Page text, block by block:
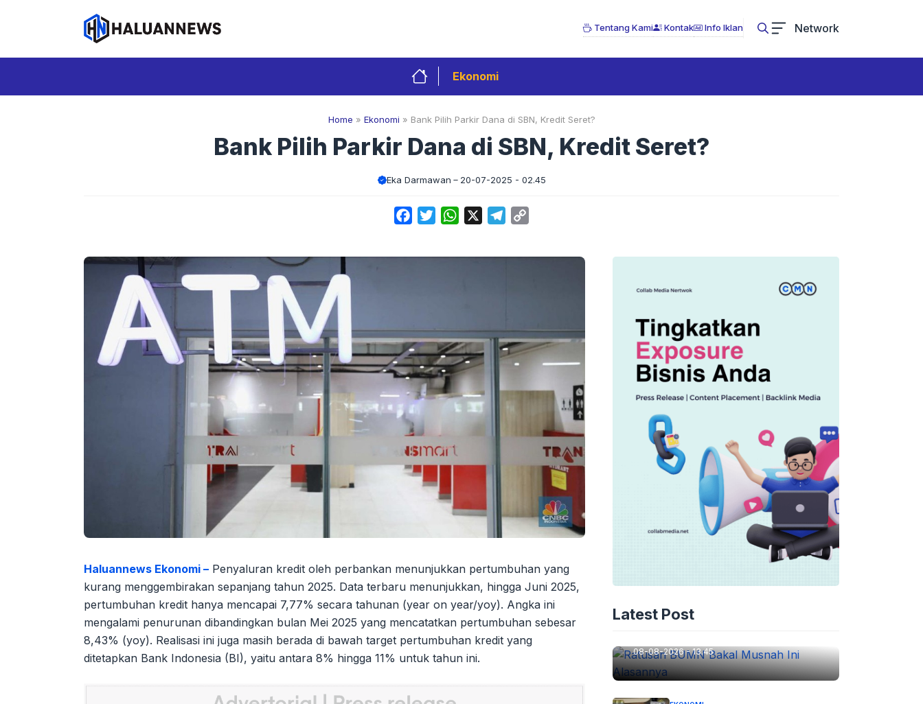
Tentang Kami Kontak Info Iklan Network
Ekonomi
Home » Ekonomi » Bank Pilih Parkir Dana di SBN, Kredit Seret?
Bank Pilih Parkir Dana di SBN, Kredit Seret?
Eka Darmawan 20-07-2025 - 02.45
FacebookTwitterWhatsApp Telegram
Haluannews Ekonomi – Penyaluran kredit oleh perbankan menunjukkan pertumbuhan yang
kurang menggembirakan sepanjang tahun 2025. Data terbaru menunjukkan, hingga Juni 2025,
pertumbuhan kredit hanya mencapai 7,77% secara tahunan (year on year/yoy). Angka ini
mengalami penurunan dibandingkan bulan Mei 2025 yang mencatatkan pertumbuhan sebesar
8,43% (yoy). Realisasi ini juga masih berada di bawah target pertumbuhan kredit yang
ditetapkan Bank Indonesia (BI), yaitu antara 8% hingga 11% untuk tahun ini.
Latest Post
Ratusan BUMN Bakal Musnah
08-08-2026 - 13.45